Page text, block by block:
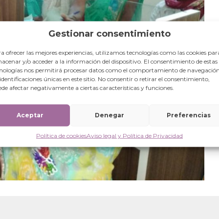
Gestionar consentimiento
ofrecer las mejores experiencias, utilizamos tecnologías como las cookies
y/o acceder a la información del dispositivo. El consentimiento de estas
nos permitirá procesar datos como el comportamiento de
únicas en este sitio. No consentir o retirar el consentimiento,
afectar negativamente a ciertas características y funciones.
Aceptar Denegar Preferencias
Política de cookiesAviso legal y Política de Privacidad